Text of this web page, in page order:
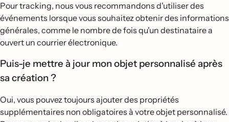
Pour tracking, nous vous recommandons d'utiliser des
événements lorsque vous souhaitez obtenir des informations
générales, comme le nombre de fois qu'un destinataire a
ouvert un courrier électronique.
Puis-je mettre à jour mon objet personnalisé après
sa création ?
Oui, vous pouvez toujours ajouter des propriétés
supplémentaires non obligatoires à votre objet personnalisé.